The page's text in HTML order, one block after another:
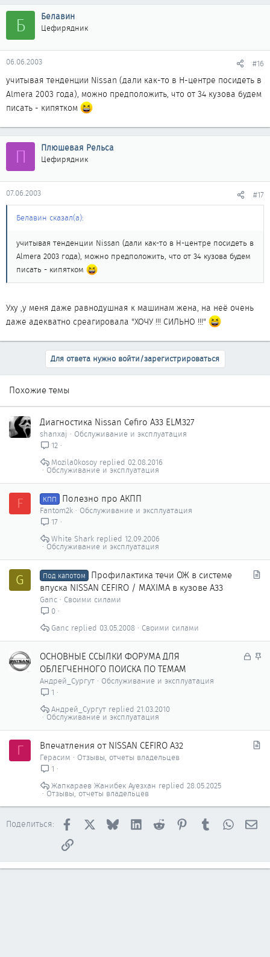
Б Белавин
Цефирядник
06.06.2003 #16
учитывая тенденции Nissan (дали как-то в Н-центре посидеть в
Almera 2003 года), можно предположить, что от 34 кузова будем
писать - кипятком
П Плюшевая Рельса
Цефирядник
07.06.2003 #17
Белавин сказал(а):
учитывая тенденции Nissan (дали как-то в Н-центре посидеть в
Almera 2003 года), можно предположить, что от 34 кузова будем
писать - кипятком
Уху ,у меня даже равнодушная к машинам жена, на неё очень
даже адекватно среагировала "ХОЧУ !!! СИЛЬНО !!!"
Для ответа нужно войти/зарегистрироваться
Похожие темы
Диагностика Nissan Cefiro A33 ELM327
shanxaj
Обслуживание и эксплуатация
12
Обслуживание и эксплуатация
02.08.2016
Mozila0kosoy
F КПП Полезно про АКПП
Fantom2k
Обслуживание и эксплуатация
17
Обслуживание и эксплуатация
12.09.2006
White Shark
G Под капотом
Профилактика течи ОЖ в системе
впуска NISSAN CEFIRO / MAXIMA в кузове A33
Ganc
Своими силами
0
Своими силами
03.05.2008
Ganc
З
З
ОСНОВНЫЕ ССЫЛКИ ФОРУМА ДЛЯ
ОБЛЕГЧЕННОГО ПОИСКА ПО ТЕМАМ
Андрей_Сургут
Обслуживание и эксплуатация
1
Обслуживание и эксплуатация
21.03.2010
Андрей_Сургут
Г Впечатления от NISSAN CEFIRO A32
Герасим
Отзывы, отчеты владельцев
1
Отзывы, отчеты владельцев
28.05.2025
Жапкараев Жанибек Ауезхан
Поделиться: Facebook BlueskyLinkedInReddit PinterestTumblr
Ссылка